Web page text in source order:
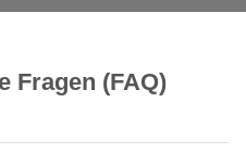
Fragen (FAQ)